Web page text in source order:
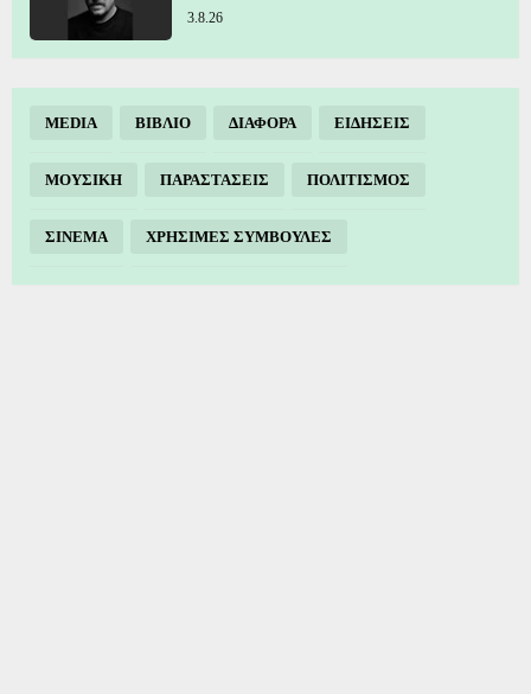
3.8.26
MEDIA ΒΙΒΛΙΟ ΔΙΑΦΟΡΑ ΕΙΔΗΣΕΙΣ
ΜΟΥΣΙΚΗ ΠΑΡΑΣΤΑΣΕΙΣ ΠΟΛΙΤΙΣΜΟΣ
ΣΙΝΕΜΑ ΧΡΗΣΙΜΕΣ ΣΥΜΒΟΥΛΕΣ